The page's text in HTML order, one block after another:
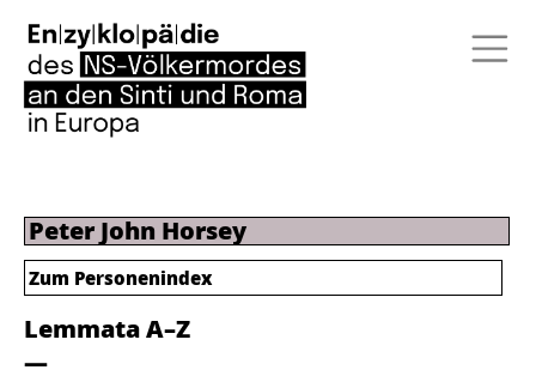
Peter John Horsey
Lemmata A–Z
Zum Personenindex